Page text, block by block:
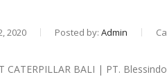
2020 Posted by: Admin
CATERPILLAR BALI | PT.